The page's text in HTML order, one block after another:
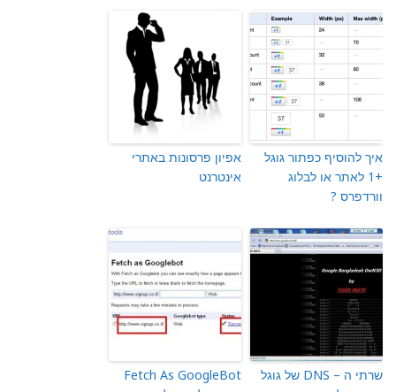
איך להוסיף כפתור גוגל
+1 לאתר או לבלוג
וורדפרס ?
אפיון פרסונות באתרי
אינטרנט
שרתי ה – DNS של גוגל
Fetch As GoogleBot